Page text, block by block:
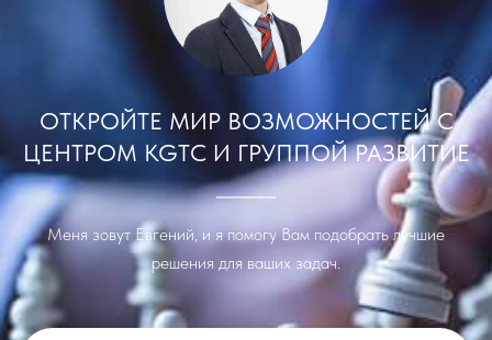
ОТКРОЙТЕ МИР ВОЗМОЖНОСТЕЙ С
ЦЕНТРОМ KGTC И ГРУППОЙ РАЗВИТИЕ
Меня зовут Евгений, и я помогу Вам подобрать лучшие
решения для ваших задач.